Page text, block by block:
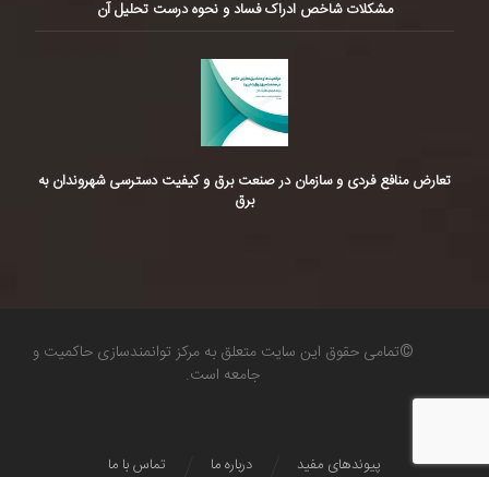
مشکلات شاخص ادراک فساد و نحوه درست تحلیل آن
تعارض منافع فردی و سازمان در صنعت برق و کیفیت دسترسی شهروندان به
برق
©تمامی حقوق این سایت متعلق به مرکز توانمندسازی حاکمیت و
جامعه است.
تماس با ما درباره ما پیوندهای مفید